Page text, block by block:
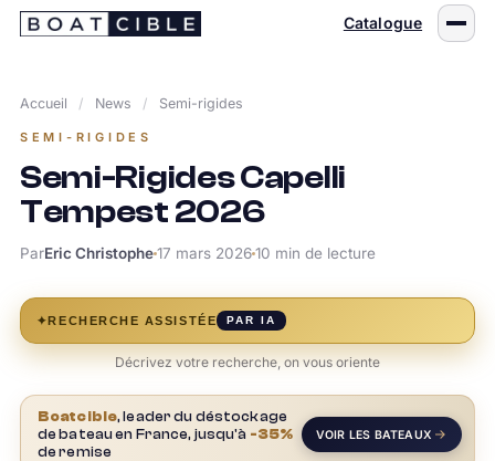
Passer
Catalogue
Accueil / News / Semi-rigides
SEMI-RIGIDES
Semi-Rigides Capelli
Tempest 2026
ParEric Christophe17 mars 202610 min de lecture
✦RECHERCHE ASSISTÉE PAR IA
Décrivez votre recherche, on vous oriente
Boatcible, leader du déstockage
de bateau en France, jusqu'à -35%
de remise
VOIR LES BATEAUX